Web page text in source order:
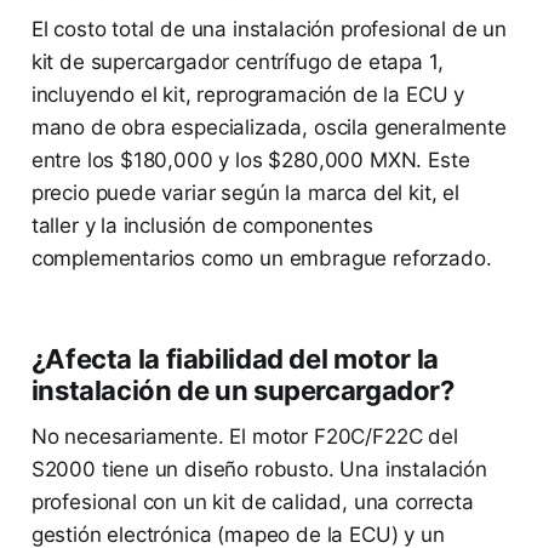
El costo total de una instalación profesional de un
kit de supercargador centrífugo de etapa 1,
incluyendo el kit, reprogramación de la ECU y
mano de obra especializada, oscila generalmente
entre los $180,000 y los $280,000 MXN. Este
precio puede variar según la marca del kit, el
taller y la inclusión de componentes
complementarios como un embrague reforzado.
¿Afecta la fiabilidad del motor la
instalación de un supercargador?
No necesariamente. El motor F20C/F22C del
S2000 tiene un diseño robusto. Una instalación
profesional con un kit de calidad, una correcta
gestión electrónica (mapeo de la ECU) y un